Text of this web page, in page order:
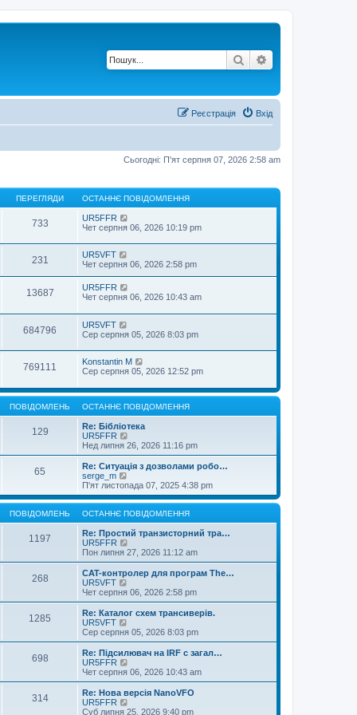
Пошук
Вхід
Реєстрація
Сьогодні: П'ят серпня 07, 2026 2:58 am
ПЕРЕГЛЯДИ ОСТАННЄ ПОВІДОМЛЕННЯ
733
UR5FFR
Чет серпня 06, 2026 10:19 pm
231
UR5VFT
Чет серпня 06, 2026 2:58 pm
13687
UR5FFR
Чет серпня 06, 2026 10:43 am
684796
UR5VFT
Сер серпня 05, 2026 8:03 pm
769111
Konstantin M
Сер серпня 05, 2026 12:52 pm
ПОВІДОМЛЕНЬ ОСТАННЄ ПОВІДОМЛЕННЯ
129
Re: Бібліотека
UR5FFR
е
р
е
г
л
н
у
т
и
с
н
н
є
о
і
д
о
л
е
н
я
Нед липня 26, 2026 11:16 pm
65
Re: Ситуація з дозволами робо…
serge_m
е
р
е
г
л
я
у
т
и
с
н
н
є
о
д
о
П'ят листопада 07, 2025 4:38 pm
ПОВІДОМЛЕНЬ ОСТАННЄ ПОВІДОМЛЕННЯ
1197
Re: Простий транзисторний тра…
UR5FFR
е
р
е
л
у
т
и
с
а
н
н
Пон липня 27, 2026 11:12 am
268
CAT-контролер для програм The…
UR5VFT
е
р
е
л
у
т
и
с
Чет серпня 06, 2026 2:58 pm
1285
Re: Каталог схем трансиверів.
UR5VFT
е
р
е
л
у
т
Сер серпня 05, 2026 8:03 pm
698
Re: Підсилювач на IRF с загал…
UR5FFR
е
р
е
л
Чет серпня 06, 2026 10:43 am
314
Re: Нова версія NanoVFO
UR5FFR
е
Суб липня 25, 2026 9:40 pm